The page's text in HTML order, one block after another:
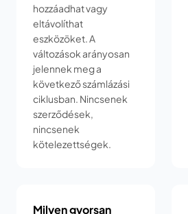
hozzáadhat vagy
eltávolíthat
eszközöket. A
változások arányosan
jelennek meg a
következő számlázási
ciklusban. Nincsenek
szerződések,
nincsenek
kötelezettségek.
Milyen gyorsan